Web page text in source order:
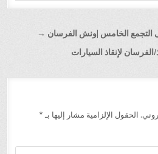
التجمع الخامس |ونش الفرسان →
لإنقاذ السيارات
الحقول الإلزامية مشار إليها بـ *